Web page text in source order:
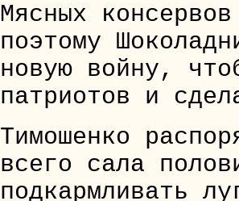
Мясных
поэтому
новую войну,
патриотов и
Тимошенко
всего сала
подкармливать